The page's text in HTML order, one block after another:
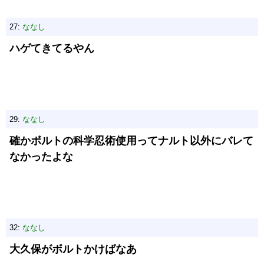
27: ななし
ハゲてきてるやん
29: ななし
確かボルトの科学忍術使用ってナルト以外にバレて
なかったよな
32: ななし
大久保がボルトかけばなあ